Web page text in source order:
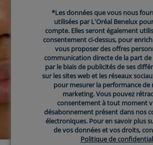
*Les données que vous nous
utilisées par L'Oréal Benelux
compte. Elles seront également
consentement ci-dessus, pour
vous proposer des offres
communication directe de la part de
par le biais de publicités de ses
sur les sites web et les réseaux
pour mesurer la performance de
marketing. Vous pouvez
consentement à tout moment
désabonnement présent dans nos
électroniques. Pour en savoir plus
de vos données et vos droits,
Politique de
*Les données que vous nous
utilisées par L'Oréal Benelux
compte. Elles seront également
consentement ci-dessus, pour
vous proposer des offres
communication directe de la part de
par le biais de publicités de ses
sur les sites web et les réseaux
pour mesurer la performance de
marketing. Vous pouvez
consentement à tout moment
désabonnement présent dans nos
électroniques. Pour en savoir plus
de vos données et vos droits,
Politique de